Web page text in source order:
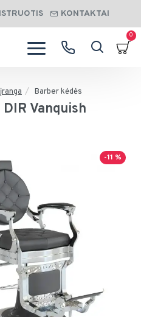
KONTAKTAI
0
Barber kėdės
Vanquish
-11 %